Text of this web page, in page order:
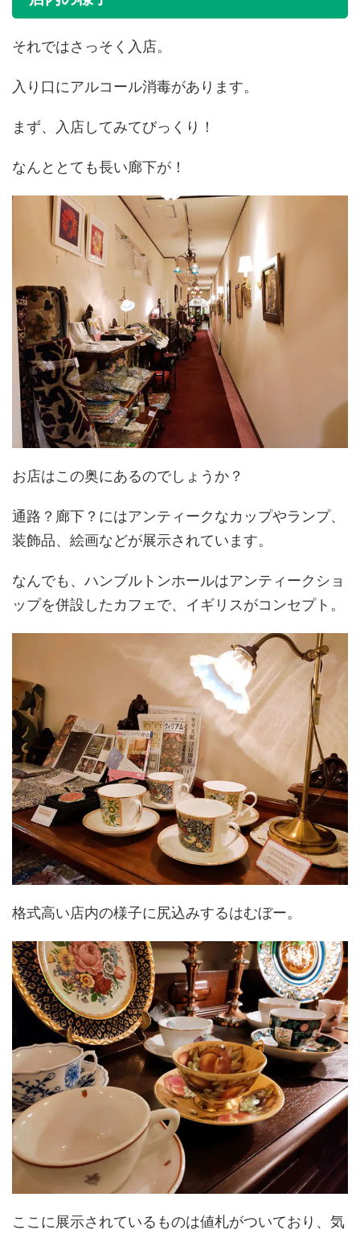
それではさっそく入店。
入り口にアルコール消毒があります。
まず、入店してみてびっくり！
なんととても長い廊下が！
お店はこの奥にあるのでしょうか？
通路？廊下？にはアンティークなカップやランプ、
装飾品、絵画などが展示されています。
なんでも、ハンブルトンホールはアンティークショ
ップを併設したカフェで、イギリスがコンセプト。
格式高い店内の様子に尻込みするはむぼー。
ここに展示されているものは値札がついており、気